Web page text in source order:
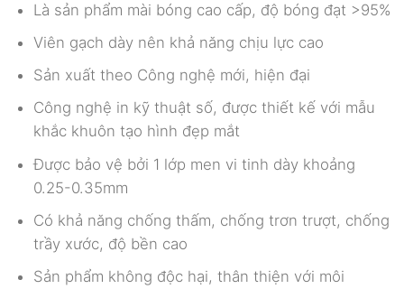
Là sản phẩm mài bóng cao cấp, độ bóng đạt >95%
Viên gạch dày nên khả năng chịu lực cao
Sản xuất theo Công nghệ mới, hiện đại
Công nghệ in kỹ thuật số, được thiết kế với mẫu
khắc khuôn tạo hình đẹp mắt
Được bảo vệ bởi 1 lớp men vi tinh dày khoảng
0.25-0.35mm
Có khả năng chống thấm, chống trơn trượt, chống
trầy xước, độ bền cao
Sản phẩm không độc hại, thân thiện với môi